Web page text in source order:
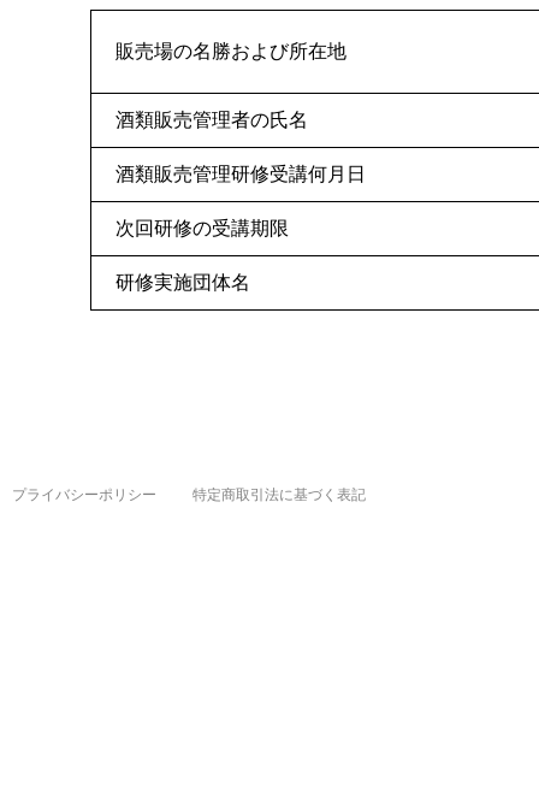
販売場の名勝および所在地
酒類販売管理者の氏名
酒類販売管理研修受講何月日
次回研修の受講期限
研修実施団体名
プライバシーポリシー 特定商取引法に基づく表記